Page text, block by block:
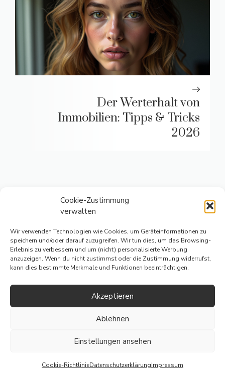
Cookie-Zustimmung
verwalten
Wir verwenden Technologien wie Cookies, um Geräteinformationen zu
speichern und/oder darauf zuzugreifen. Wir tun dies, um das Browsing-
Erlebnis zu verbessern und um (nicht) personalisierte Werbung
anzuzeigen. Wenn du nicht zustimmst oder die Zustimmung widerrufst,
kann dies bestimmte Merkmale und Funktionen beeinträchtigen.
Akzeptieren
Ablehnen
Einstellungen ansehen
Cookie-RichtlinieDatenschutzerklärungImpressum
Der Werterhalt von
Immobilien: Tipps & Tricks
2026
IMPRESSUM
DATENSCHUTZERKLÄRUNG